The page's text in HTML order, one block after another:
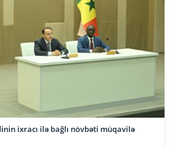
ixracı ilə bağlı növbəti müqavilə